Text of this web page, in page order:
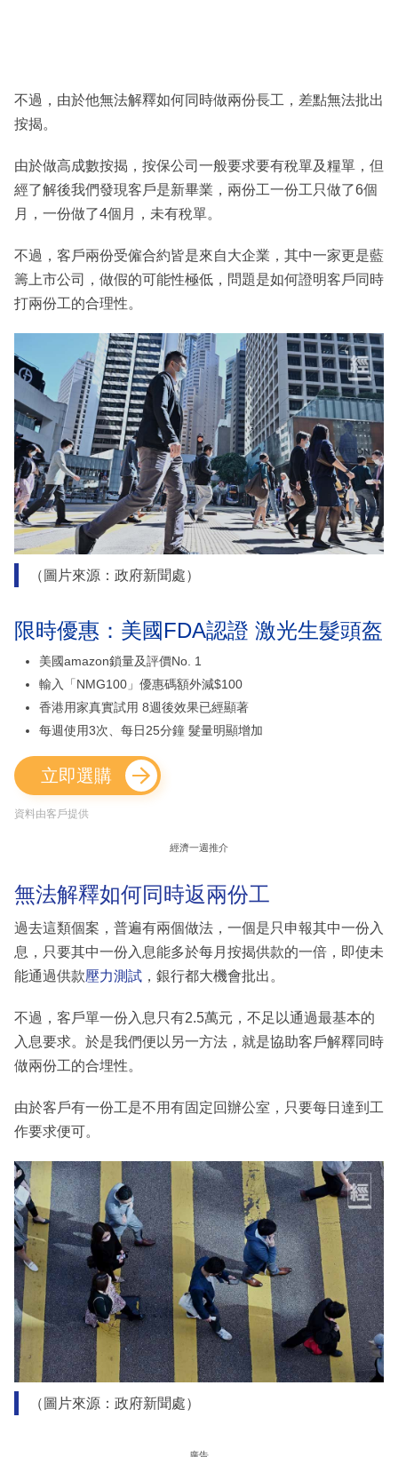
不過，由於他無法解釋如何同時做兩份長工，差點無法批出
按揭。
由於做高成數按揭，按保公司一般要求要有稅單及糧單，但
經了解後我們發現客戶是新畢業，兩份工一份工只做了6個
月，一份做了4個月，未有稅單。
不過，客戶兩份受僱合約皆是來自大企業，其中一家更是藍
籌上市公司，做假的可能性極低，問題是如何證明客戶同時
打兩份工的合理性。
（圖片來源：政府新聞處）
限時優惠：美國FDA認證 激光生髮頭盔
美國amazon鎖量及評價No. 1
輸入「NMG100」優惠碼額外減$100
香港用家真實試用 8週後效果已經顯著
每週使用3次、每日25分鐘 髮量明顯增加
立即選購
資料由客戶提供
經濟一週推介
無法解釋如何同時返兩份工
過去這類個案，普遍有兩個做法，一個是只申報其中一份入
息，只要其中一份入息能多於每月按揭供款的一倍，即使未
能通過供款壓力測試 ，銀行都大機會批出。
不過，客戶單一份入息只有2.5萬元，不足以通過最基本的
入息要求。於是我們便以另一方法，就是協助客戶解釋同時
做兩份工的合埋性。
由於客戶有一份工是不用有固定回辦公室，只要每日達到工
作要求便可。
（圖片來源：政府新聞處）